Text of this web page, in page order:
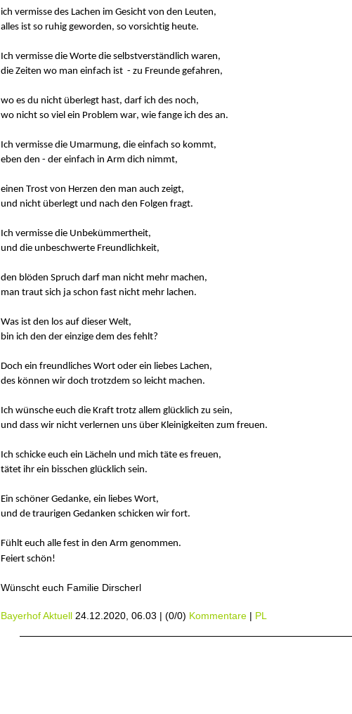
ich vermisse des Lachen im Gesicht von den Leuten,
alles ist so ruhig geworden, so vorsichtig heute.
Ich vermisse die Worte die selbstverständlich waren,
die Zeiten wo man einfach ist - zu Freunde gefahren,
wo es du nicht überlegt hast, darf ich des noch,
wo nicht so viel ein Problem war, wie fange ich des an.
Ich vermisse die Umarmung, die einfach so kommt,
eben den - der einfach in Arm dich nimmt,
einen Trost von Herzen den man auch zeigt,
und nicht überlegt und nach den Folgen fragt.
Ich vermisse die Unbekümmertheit,
und die unbeschwerte Freundlichkeit,
den blöden Spruch darf man nicht mehr machen,
man traut sich ja schon fast nicht mehr lachen.
Was ist den los auf dieser Welt,
bin ich den der einzige dem des fehlt?
Doch ein freundliches Wort oder ein liebes Lachen,
des können wir doch trotzdem so leicht machen.
Ich wünsche euch die Kraft trotz allem glücklich zu sein,
und dass wir nicht verlernen uns über Kleinigkeiten zum freuen.
Ich schicke euch ein Lächeln und mich täte es freuen,
tätet ihr ein bisschen glücklich sein.
Ein schöner Gedanke, ein liebes Wort,
und de traurigen Gedanken schicken wir fort.
Fühlt euch alle fest in den Arm genommen.
Feiert schön!
Wünscht euch Familie Dirscherl
Bayerhof Aktuell 24.12.2020, 06.03 | (0/0) Kommentare| PL